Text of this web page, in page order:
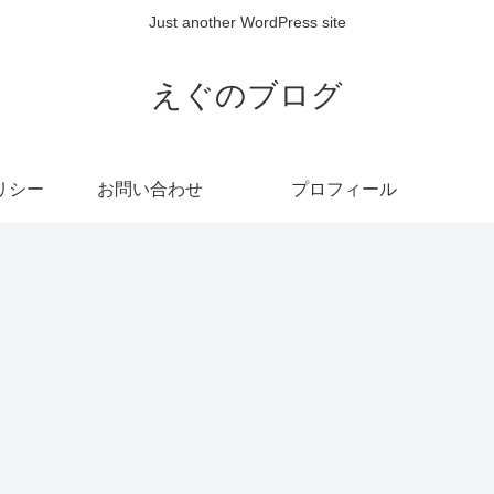
Just another WordPress site
えぐのブログ
シー お問い合わせ プロフィール